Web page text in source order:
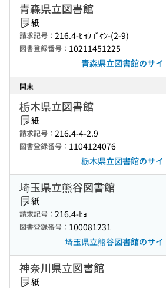
青森県立図書館
紙
請求記号： 216.4-ﾋﾖｳｺﾞｹﾝ-(2-9)
図書登録番号： 10211451225
青森県立図書館のサ
関東
栃木県立図書館
紙
請求記号： 216.4-4-2.9
図書登録番号： 1104124076
栃木県立図書館のサ
埼玉県立熊谷図書館
紙
請求記号： 216.4-ﾋｮ
図書登録番号： 100081231
埼玉県立熊谷図書館のサ
神奈川県立図書館
紙